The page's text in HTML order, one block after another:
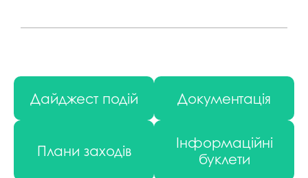
Дайджест подій Документація
Плани заходів
Інформаційні
буклети